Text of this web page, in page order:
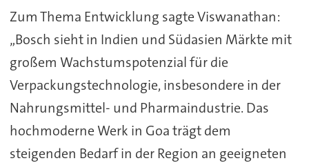
Zum Thema Entwicklung sagte Viswanathan:
„Bosch sieht in Indien und Südasien Märkte mit
großem Wachstumspotenzial für die
Verpackungstechnologie, insbesondere in der
Nahrungsmittel- und Pharmaindustrie. Das
hochmoderne Werk in Goa trägt dem
steigenden Bedarf in der Region an geeigneten